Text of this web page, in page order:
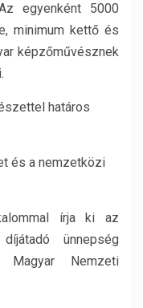
egyenként 5000
minimum kettő és
képzőművésznek
határos
és a nemzetközi
írja ki az
ünnepség
Nemzeti